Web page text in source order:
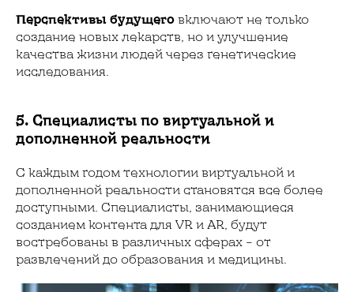
Перспективы будущего включают не только
создание новых лекарств, но и улучшение
качества жизни людей через генетические
исследования.
5. Специалисты по виртуальной и
дополненной реальности
С каждым годом технологии виртуальной и
дополненной реальности становятся все более
доступными. Специалисты, занимающиеся
созданием контента для VR и AR, будут
востребованы в различных сферах – от
развлечений до образования и медицины.